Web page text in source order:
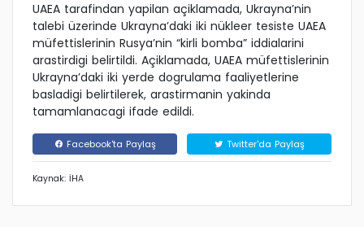
UAEA tarafindan yapilan açiklamada, Ukrayna’nin
talebi üzerinde Ukrayna’daki iki nükleer tesiste UAEA
müfettislerinin Rusya’nin “kirli bomba” iddialarini
arastirdigi belirtildi. Açiklamada, UAEA müfettislerinin
Ukrayna’daki iki yerde dogrulama faaliyetlerine
basladigi belirtilerek, arastirmanin yakinda
tamamlanacagi ifade edildi.
Facebook'ta Paylaş Twitter'da Paylaş
Kaynak: İHA